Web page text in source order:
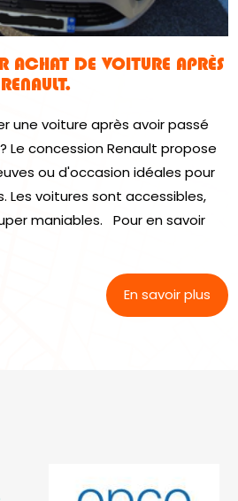
ACHAT DE VOITURE APRÈS
une voiture après avoir passé
Le concession Renault propose
ou d'occasion idéales pour
Les voitures sont accessibles,
maniables. Pour en savoir
En savoir plus